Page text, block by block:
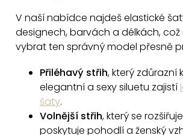
v
k
y
v
ý
i
í
V naší nabídce najdeš elastické
designech, barvách a délkách, což
vybrat ten správný model přesně
Přiléhavý střih, který zdůrazní
elegantní a sexy siluetu zajistí
šaty.
Volnější střih, který se
poskytuje pohodlí a ženský